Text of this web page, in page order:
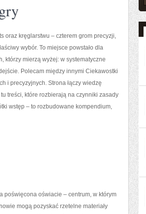
oraz kręglarstwu – czterem grom precyzji,
wybór. To miejsce powstało dla
którzy mierzą wyżej: w systematyczne
Polecam między innymi Ciekawostki
i precyzyjnych. Strona łączy wiedzę
treści, które rozbierają na czynniki zasady
wstęp – to rozbudowane kompendium,
poświęcona oświacie – centrum, w którym
mogą pozyskać rzetelne materiały